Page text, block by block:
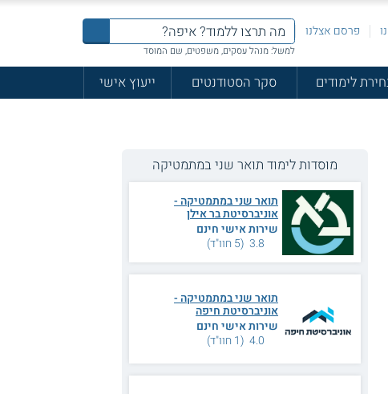
פרסם אצלנו
למשל: מנהל עסקים, משפטים, שם המוסד
לימודים סקר הסטודנטים
ייעוץ אישי
מוסדות לימוד תואר שני במתמטיקה
תואר שני במתמטיקה -
אוניברסיטת בר אילן
שירות אישי חינם
3.8 (5 חוו"ד)
תואר שני במתמטיקה -
אוניברסיטת חיפה
שירות אישי חינם
4.0 (1 חוו"ד)